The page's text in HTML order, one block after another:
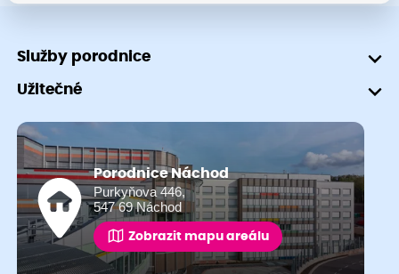
Služby porodnice
Užitečné
Porodnice Náchod
Purkyňova 446,
547 69 Náchod
Zobrazit mapu areálu